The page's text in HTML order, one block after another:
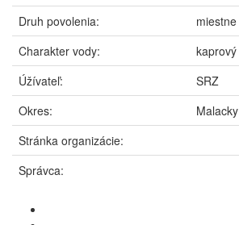
Druh povolenia:
miestne
Charakter vody:
kaprový
Úžívateľ:
SRZ
Okres:
Malacky
Stránka organizácie:
Správca: